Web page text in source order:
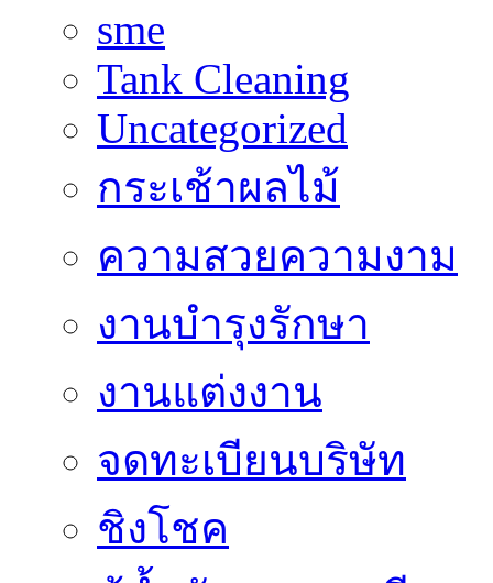
sme
Tank Cleaning
Uncategorized
กระเช้าผลไม้
ความสวยความงาม
งานบำรุงรักษา
งานแต่งงาน
จดทะเบียนบริษัท
ชิงโชค